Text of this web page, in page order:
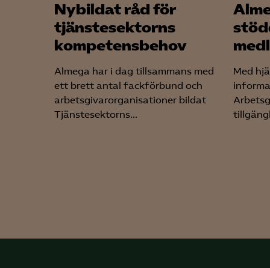
Nybildat råd för
tjänstesektorns
kompetensbehov
Almega har i dag tillsammans med
ett brett antal fackförbund och
arbetsgivarorganisationer bildat
Tjänstesektorns...
Med